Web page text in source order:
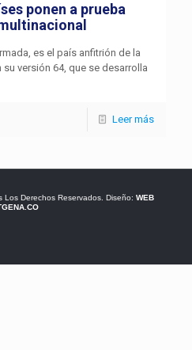
ponen a prueba
es el país anfitrión de la
su versión 64, que se desarrolla
Leer más
Los Derechos Reservados. Diseño: WEB